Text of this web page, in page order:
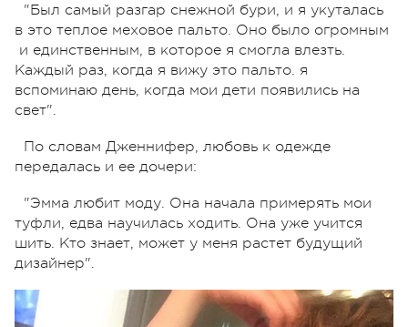
"Был самый разгар снежной бури, и я укуталась
в это теплое меховое пальто. Оно было огромным
и единственным, в которое я смогла влезть.
Каждый раз, когда я вижу это пальто. я
вспоминаю день, когда мои дети появились на
свет".
По словам Дженнифер, любовь к одежде
передалась и ее дочери:
"Эмма любит моду. Она начала примерять мои
туфли, едва научилась ходить. Она уже учится
шить. Кто знает, может у меня растет будущий
дизайнер".